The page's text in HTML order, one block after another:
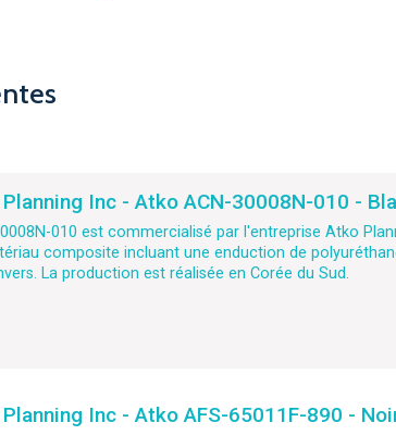
Inc - Atko ACN-30008N-010 -
010 est commercialisé par l'entreprise Atko
composite incluant une enduction de
La production est réalisée en Corée du Sud.
Inc - Atko AFS-65011F-890 -